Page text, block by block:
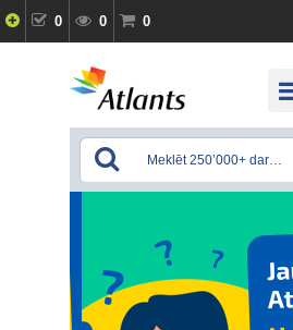
0 0 0